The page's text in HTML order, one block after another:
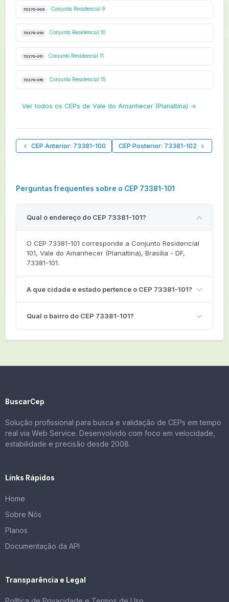
73370-009 Conjunto Residencial 9
73370-010 Conjunto Residencial 10
73370-011 Conjunto Residencial 11
73370-015 Conjunto Residencial 15
Ver todos os CEPs de Vale do Amanhecer (Planaltina) →
CEP Anterior: 73381-100 CEP Posterior: 73381-102
Perguntas frequentes sobre o CEP 73381-101
Qual o endereço do CEP 73381-101?
O CEP 73381-101 corresponde a Conjunto Residencial
101, Vale do Amanhecer (Planaltina), Brasília - DF,
73381-101.
A que cidade e estado pertence o CEP 73381-101?
Qual o bairro do CEP 73381-101?
BuscarCep
Solução profissional para busca e validação de CEPs em tempo
real via Web Service. Desenvolvido com foco em velocidade,
estabilidade e precisão desde 2008.
Links Rápidos
Home
Sobre Nós
Planos
Documentação da API
Transparência e Legal